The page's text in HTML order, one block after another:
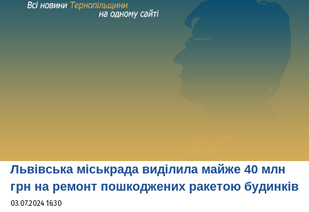
Львівська міськрада виділила майже 40 млн
грн на ремонт пошкоджених ракетою будинків
03.07.2024 16:30